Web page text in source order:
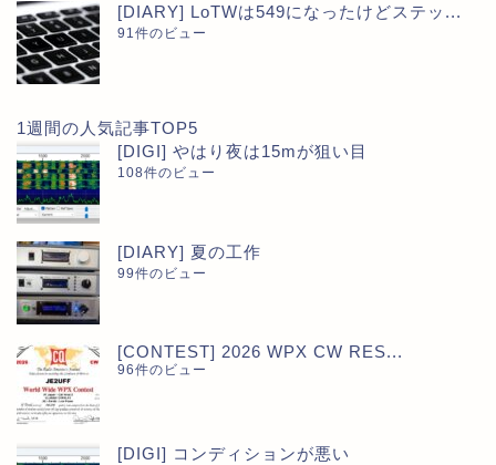
[DIARY] LoTWは549になったけどステッ...
91件のビュー
1週間の人気記事TOP5
[DIGI] やはり夜は15mが狙い目
108件のビュー
[DIARY] 夏の工作
99件のビュー
[CONTEST] 2026 WPX CW RES...
96件のビュー
[DIGI] コンディションが悪い